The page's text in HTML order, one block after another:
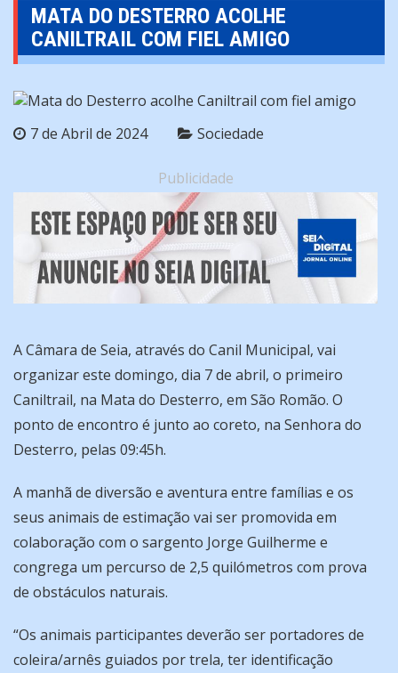
MATA DO DESTERRO ACOLHE
CANILTRAIL COM FIEL AMIGO
7 de Abril de 2024 Sociedade
Publicidade
A Câmara de Seia, através do Canil Municipal, vai
organizar este domingo, dia 7 de abril, o primeiro
Caniltrail, na Mata do Desterro, em São Romão. O
ponto de encontro é junto ao coreto, na Senhora do
Desterro, pelas 09:45h.
A manhã de diversão e aventura entre famílias e os
seus animais de estimação vai ser promovida em
colaboração com o sargento Jorge Guilherme e
congrega um percurso de 2,5 quilómetros com prova
de obstáculos naturais.
“Os animais participantes deverão ser portadores de
coleira/arnês guiados por trela, ter identificação